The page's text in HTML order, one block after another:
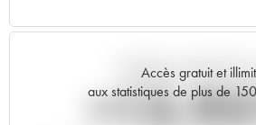
Accès gratuit et
aux statistiques de plus de
Tendance actuelle de la